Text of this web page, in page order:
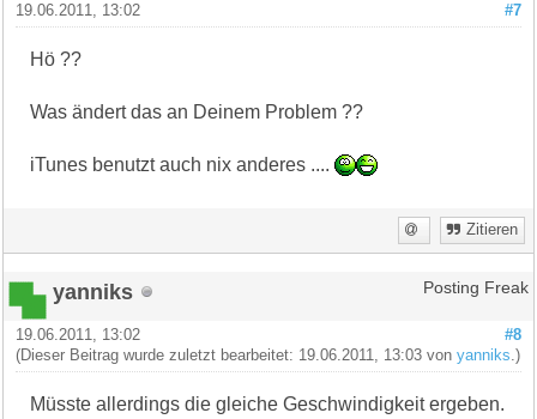
#7
19.06.2011, 13:02
Hö ??
Was ändert das an Deinem Problem ??
iTunes benutzt auch nix anderes ....
Zitieren
yanniks Posting Freak
#8
19.06.2011, 13:02
(Dieser Beitrag wurde zuletzt bearbeitet: 19.06.2011, 13:03 vonyanniks .)
Müsste allerdings die gleiche Geschwindigkeit ergeben.